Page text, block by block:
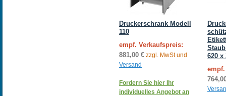
Druckerschrank Modell
110
empf. Verkaufspreis:
881,00 € zzgl. MwSt und
Versand
Fordern Sie hier Ihr
individuelles Angebot an
620 x